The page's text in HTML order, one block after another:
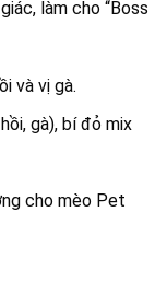
làm cho “Boss
và vị gà.
gà), bí đỏ mix
cho mèo Pet